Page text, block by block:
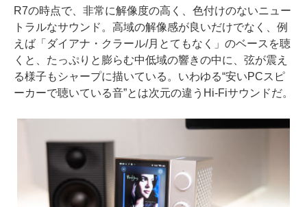
R7の時点で、非常に解像度の高く、色付けのないニュー
トラルなサウンド。高域の解像感が良いだけでなく、例
えば「ダイアナ・クラール/月とてもなく」のベースを聴
くと、たっぷりと膨らむ中低域の響きの中に、弦が震え
る様子もシャープに描いている。いわゆる“安いPCスピ
ーカーで聴いている音”とは次元の違うHi-Fiサウンドだ。